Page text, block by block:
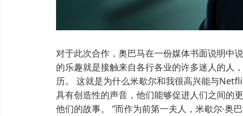
对于此次合作，奥巴马在一份媒体书面说明中
的乐趣就是接触来自各行各业的许多迷人的人
历。 这就是为什么米歇尔和我很高兴能与
具有创造性的声音，他们能够促进人们之间的
他们的故事。 ”而作为前第一夫人，米歇尔·奥